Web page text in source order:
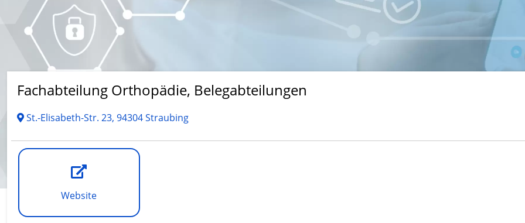
Fachabteilung Orthopädie, Belegabteilungen
St.-Elisabeth-Str. 23, 94304 Straubing
Website